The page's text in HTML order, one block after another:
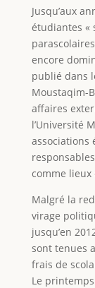
Jusqu’aux
étudiantes «
encore
publié dans
Moustaqim-
affaires
l’Université
associations
comme lieux
Malgré la
virage
jusqu’en
sont tenues
frais de
Le